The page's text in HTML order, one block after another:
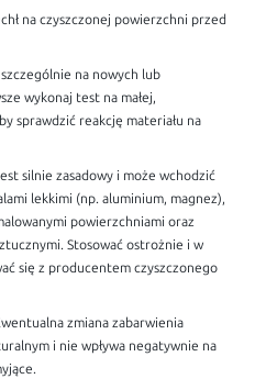
na czyszczonej powierzchni przed
na nowych lub
wykonaj test na małej,
sprawdzić reakcję materiału na
silnie zasadowy i może wchodzić
lekkimi (np. aluminium, magnez),
powierzchniami oraz
Stosować ostrożnie i w
się z producentem czyszczonego
zmiana zabarwienia
i nie wpływa negatywnie na